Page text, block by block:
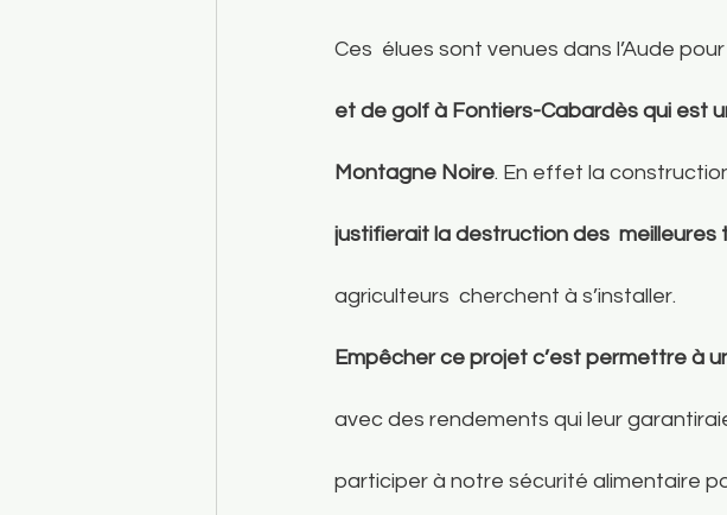
Ces  élues sont venues dans l’Aude
et de golf à Fontiers-Cabardès qui est
Montagne Noire. En effet la
justifierait la destruction des  meilleures
agriculteurs  cherchent à s’installer.
Empêcher ce projet c’est permettre à
avec des rendements qui leur
participer à notre sécurité alimentaire